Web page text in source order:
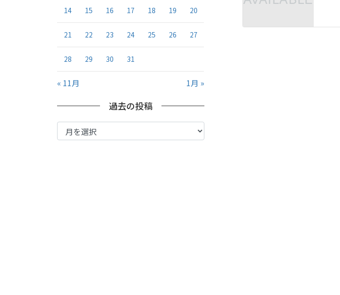
14 15 16 17 18 19 20
21 22 23 24 25 26 27
28 29 30 31
« 11月 1月 »
過去の投稿
過
去